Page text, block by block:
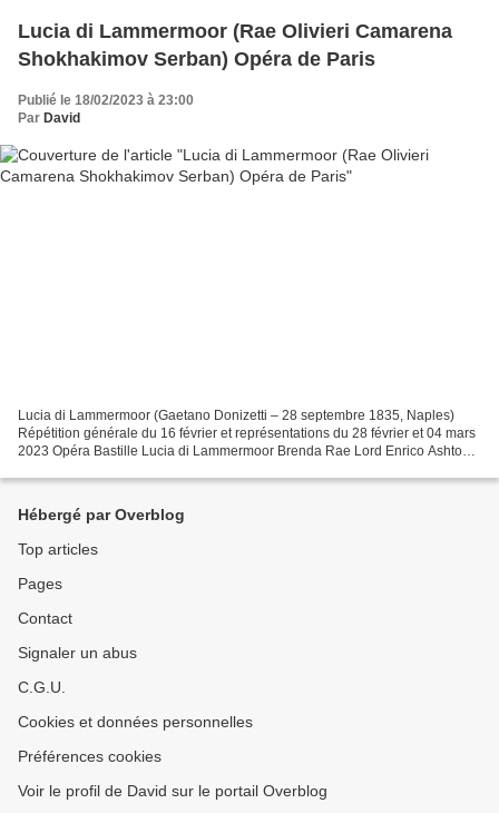
Lucia di Lammermoor (Rae Olivieri Camarena
Shokhakimov Serban) Opéra de Paris
Publié le 18/02/2023 à 23:00
Par David
Lucia di Lammermoor (Gaetano Donizetti – 28 septembre 1835, Naples)
Répétition générale du 16 février et représentations du 28 février et 04 mars
2023 Opéra Bastille Lucia di Lammermoor Brenda Rae Lord Enrico Ashton
Hébergé par Overblog
Top articles
Pages
Contact
Signaler un abus
C.G.U.
Cookies et données personnelles
Préférences cookies
Voir le profil de David sur le portail Overblog